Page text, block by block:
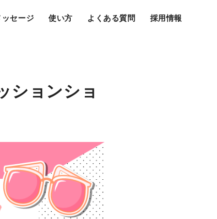
ッセージ 使い方 よくある質問 採用情報
ションショ